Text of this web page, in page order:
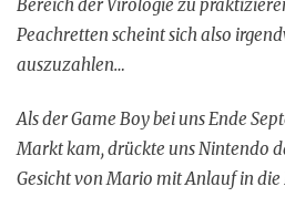
Bereich der Virologie zu
Peachretten scheint sich also
auszuzahlen…
Als der Game Boy bei uns Ende
Markt kam, drückte uns Nintendo
Gesicht von Mario mit Anlauf in die